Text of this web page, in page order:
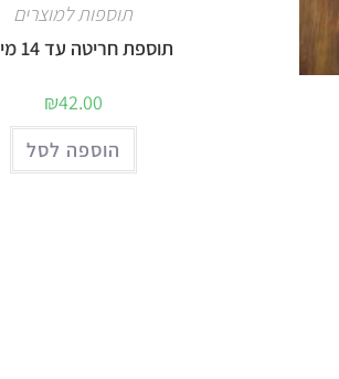
תוספות למוצרים
תוספת חריטה עד 14 מילים
₪42.00
הוספה לסל